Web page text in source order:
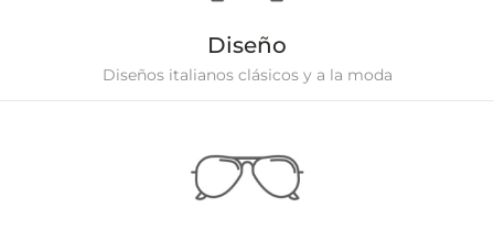
Diseño
Diseños italianos clásicos y a la moda